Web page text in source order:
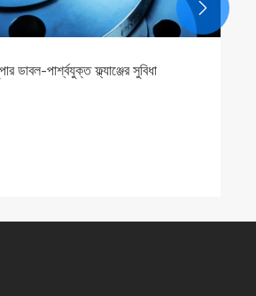
ডাবল-পার্শ্বযুক্ত ফ্ল্যাঞ্জের সুবিধা
